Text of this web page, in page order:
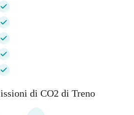
di CO2 di Treno